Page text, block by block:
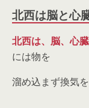
北西は脳と心
北西は、脳、心
には物を
溜め込まず換気